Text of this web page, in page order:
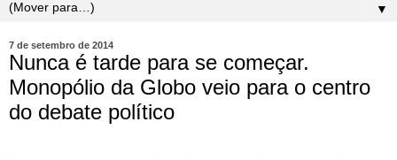
▼
7 de setembro de 2014
Nunca é tarde para se começar.
Monopólio da Globo veio para o centro
do debate político